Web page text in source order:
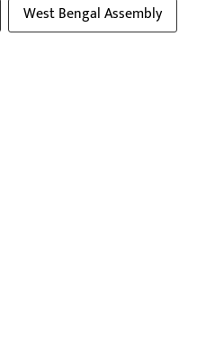
West Bengal Assembly